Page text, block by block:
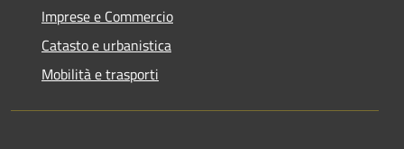
Imprese e Commercio
Catasto e urbanistica
Mobilità e trasporti